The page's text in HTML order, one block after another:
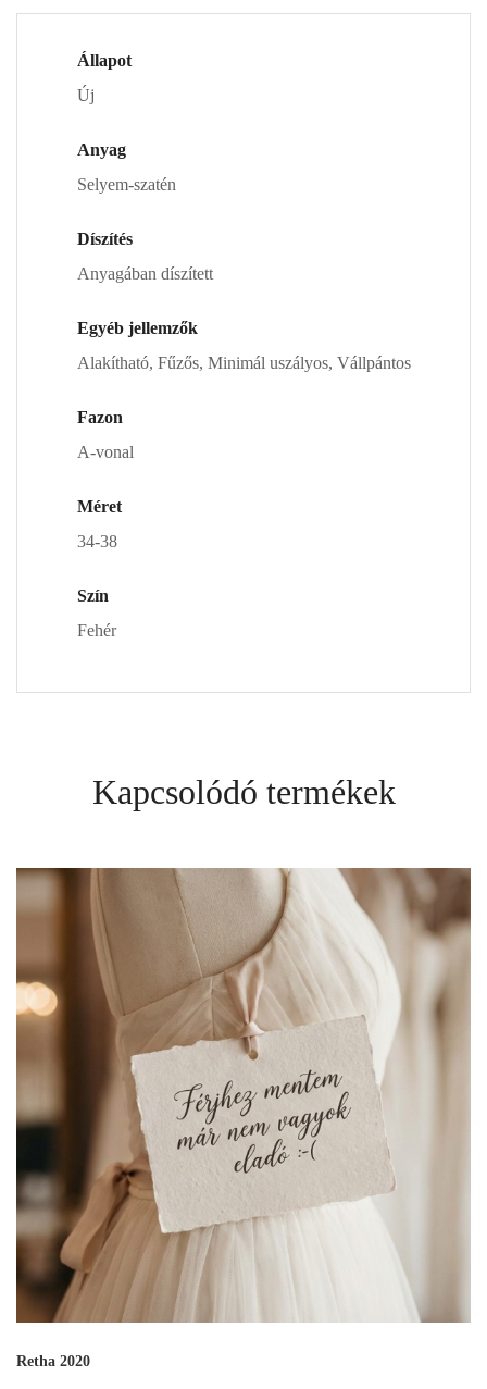
Állapot
Új
Anyag
Selyem-szatén
Díszítés
Anyagában díszített
Egyéb jellemzők
Alakítható, Fűzős, Minimál uszályos, Vállpántos
Fazon
A-vonal
Méret
34-38
Szín
Fehér
Kapcsolódó termékek
Retha 2020